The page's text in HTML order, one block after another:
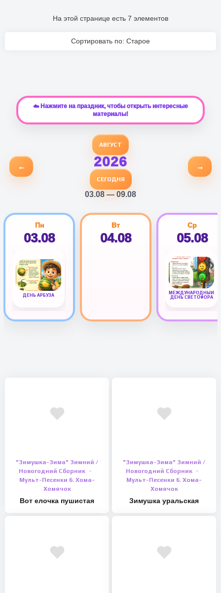
Сортировать по: Старое
На этой странице есть 7 элементов
☁️ Нажмите на праздник, чтобы открыть интересные
материалы!
←
АВГУСТ
2026
СЕГОДНЯ
03.08 — 09.08
→
Пн
03.08
ДЕНЬ АРБУЗА
Вт
04.08
Ср
05.08
МЕЖДУНАРОДНЫЙ
ДЕНЬ СВЕТОФОРА
"Зимушка-Зима" Зимний /
Новогодний Сборник
Мульт-Песенки 6. Хома-
Хомячок
Вот елочка пушистая
"Зимушка-Зима" Зимний /
Новогодний Сборник
Мульт-Песенки 6. Хома-
Хомячок
Зимушка уральская